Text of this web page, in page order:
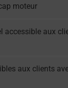
moteur
accessible aux
aux clients